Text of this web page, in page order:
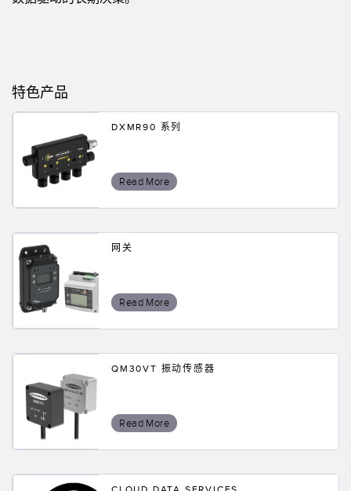
特色产品
DXMR90 系列
Read More
网关
Read More
QM30VT 振动传感器
Read More